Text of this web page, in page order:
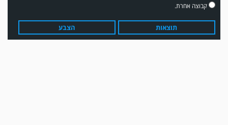
קבוצה אחרת.
תוצאות הצבע